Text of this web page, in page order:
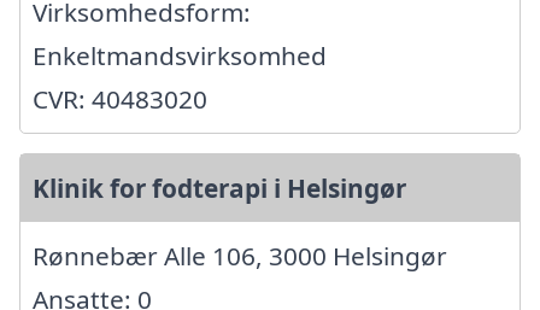
Virksomhedsform:
Enkeltmandsvirksomhed
CVR: 40483020
Klinik for fodterapi i Helsingør
Rønnebær Alle 106, 3000 Helsingør
Ansatte: 0